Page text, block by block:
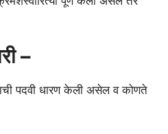
–
पदवी धारण केली असेल व कोणते